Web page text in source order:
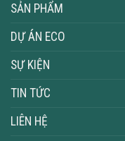
SẢN PHẨM
DỰ ÁN ECO
SỰ KIỆN
TIN TỨC
LIÊN HỆ